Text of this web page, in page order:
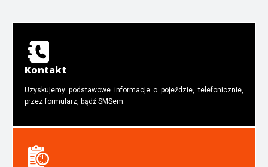
Kontakt
Uzyskujemy podstawowe informacje o pojeździe, telefonicznie,
przez formularz, bądź SMSem.